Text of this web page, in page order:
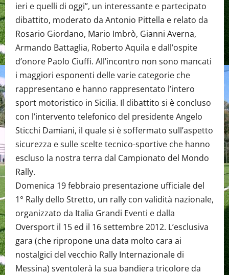
ieri e quelli di oggi”, un interessante e partecipato
dibattito, moderato da Antonio Pittella e relato da
Rosario Giordano, Mario Imbrò, Gianni Averna,
Armando Battaglia, Roberto Aquila e dall’ospite
d’onore Paolo Ciuffi. All’incontro non sono mancati
i maggiori esponenti delle varie categorie che
rappresentano e hanno rappresentato l’intero
sport motoristico in Sicilia. Il dibattito si è concluso
con l’intervento telefonico del presidente Angelo
Sticchi Damiani, il quale si è soffermato sull’aspetto
sicurezza e sulle scelte tecnico-sportive che hanno
escluso la nostra terra dal Campionato del Mondo
Rally.
Domenica 19 febbraio presentazione ufficiale del
1° Rally dello Stretto, un rally con validità nazionale,
organizzato da Italia Grandi Eventi e dalla
Oversport il 15 ed il 16 settembre 2012. L’esclusiva
gara (che ripropone una data molto cara ai
nostalgici del vecchio Rally Internazionale di
Messina) sventolerà la sua bandiera tricolore da